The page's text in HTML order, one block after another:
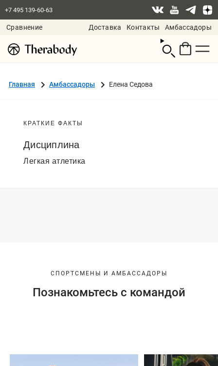
+7 495 139-60-63
Сравнение Доставка Контакты
Амбассадоры
Смотреть
корзину
Главная Амбассадоры Елена Седова
КРАТКИЕ ФАКТЫ
Дисциплина
Легкая атлетика
СПОРТСМЕНЫ И АМБАССАДОРЫ
Познакомьтесь с командой